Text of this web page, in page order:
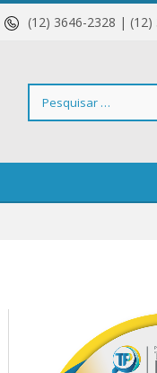
(12) 3646-2328 | (12)
Pesquisar